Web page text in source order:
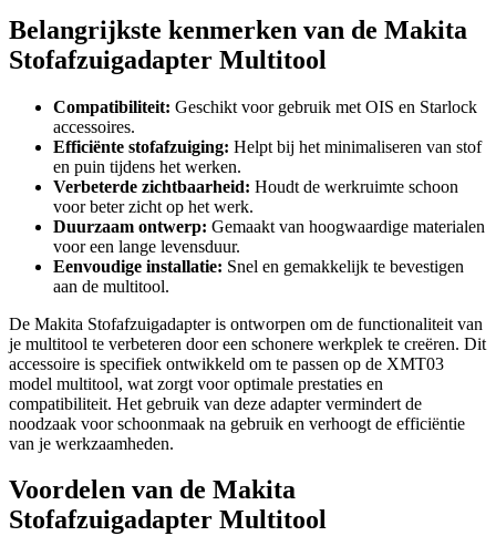
Belangrijkste kenmerken van de Makita
Stofafzuigadapter Multitool
Compatibiliteit: Geschikt voor gebruik met OIS en Starlock
accessoires.
Efficiënte stofafzuiging: Helpt bij het minimaliseren van stof
en puin tijdens het werken.
Verbeterde zichtbaarheid: Houdt de werkruimte schoon
voor beter zicht op het werk.
Duurzaam ontwerp: Gemaakt van hoogwaardige materialen
voor een lange levensduur.
Eenvoudige installatie: Snel en gemakkelijk te bevestigen
aan de multitool.
De Makita Stofafzuigadapter is ontworpen om de functionaliteit van
je multitool te verbeteren door een schonere werkplek te creëren. Dit
accessoire is specifiek ontwikkeld om te passen op de XMT03
model multitool, wat zorgt voor optimale prestaties en
compatibiliteit. Het gebruik van deze adapter vermindert de
noodzaak voor schoonmaak na gebruik en verhoogt de efficiëntie
van je werkzaamheden.
Voordelen van de Makita
Stofafzuigadapter Multitool